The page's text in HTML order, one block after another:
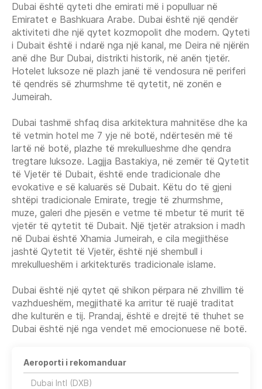
Dubai është qyteti dhe emirati më i populluar në
Emiratet e Bashkuara Arabe. Dubai është një qendër
aktiviteti dhe një qytet kozmopolit dhe modern. Qyteti
i Dubait është i ndarë nga një kanal, me Deira në njërën
anë dhe Bur Dubai, distrikti historik, në anën tjetër.
Hotelet luksoze në plazh janë të vendosura në periferi
të qendrës së zhurmshme të qytetit, në zonën e
Jumeirah.
Dubai tashmë shfaq disa arkitektura mahnitëse dhe ka
të vetmin hotel me 7 yje në botë, ndërtesën më të
lartë në botë, plazhe të mrekullueshme dhe qendra
tregtare luksoze. Lagjja Bastakiya, në zemër të Qytetit
të Vjetër të Dubait, është ende tradicionale dhe
evokative e së kaluarës së Dubait. Këtu do të gjeni
shtëpi tradicionale Emirate, tregje të zhurmshme,
muze, galeri dhe pjesën e vetme të mbetur të murit të
vjetër të qytetit të Dubait. Një tjetër atraksion i madh
në Dubai është Xhamia Jumeirah, e cila megjithëse
jashtë Qytetit të Vjetër, është një shembull i
mrekullueshëm i arkitekturës tradicionale islame.
Dubai është një qytet që shikon përpara në zhvillim të
vazhdueshëm, megjithatë ka arritur të ruajë traditat
dhe kulturën e tij. Prandaj, është e drejtë të thuhet se
Dubai është një nga vendet më emocionuese në botë.
Aeroporti i rekomanduar
Dubai Intl (DXB)